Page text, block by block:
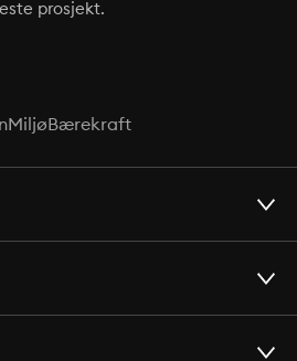
prosjekt.
MiljøBærekraft